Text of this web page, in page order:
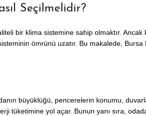
Seçilmelidir?
bir klima sistemine sahip olmaktır.
ömrünü uzatır. Bu makalede, Bursa
büyüklüğü, pencerelerin konumu,
yol açar. Bunun yanı sıra,